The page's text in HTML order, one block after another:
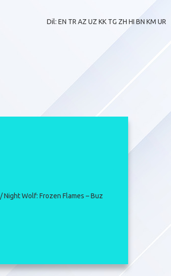
Dil: EN TR AZ UZ KK TG ZH HIBN KM UR
/ Night Wolf: Frozen Flames – Buz